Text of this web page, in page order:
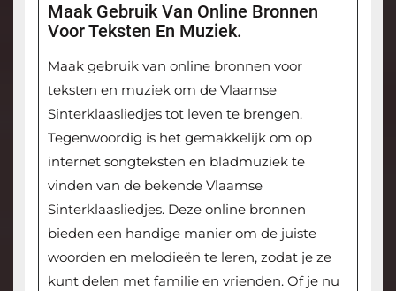
Maak Gebruik Van Online Bronnen
Voor Teksten En Muziek.
Maak gebruik van online bronnen voor
teksten en muziek om de Vlaamse
Sinterklaasliedjes tot leven te brengen.
Tegenwoordig is het gemakkelijk om op
internet songteksten en bladmuziek te
vinden van de bekende Vlaamse
Sinterklaasliedjes. Deze online bronnen
bieden een handige manier om de juiste
woorden en melodieën te leren, zodat je ze
kunt delen met familie en vrienden. Of je nu